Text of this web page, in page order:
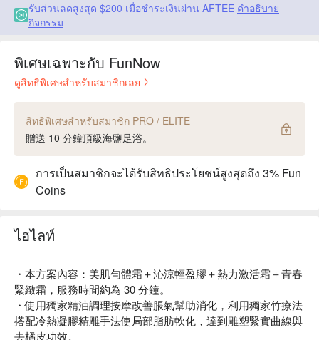
รับส่วนลดสูงสุด $200 เมื่อชำระเงินผ่าน AFTEE คำอธิบาย
กิจกรรม
พิเศษเฉพาะกับ FunNow
ดูสิทธิพิเศษสำหรับสมาชิกเลย
สิทธิพิเศษสำหรับสมาชิก PRO / ELITE
贈送 10 分鐘頂級海鹽足浴。
การเป็นสมาชิกจะได้รับสิทธิประโยชน์สูงสุดถึง 3% Fun
Coins
ไฮไลท์
・本方案內容：美肌勻體霜＋沁涼輕盈膠＋熱力激活霜＋青春
緊緻霜，服務時間約為 30 分鐘。
・使用獨家精油調理按摩改善脹氣幫助消化，利用獨家竹療法
搭配冷熱凝膠精雕手法使局部脂肪軟化，達到雕塑緊實曲線與
去橘皮功效。